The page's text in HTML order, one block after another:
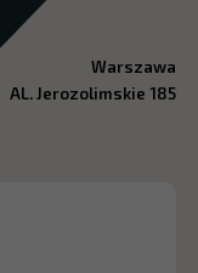
Warszawa
AL. Jerozolimskie 185